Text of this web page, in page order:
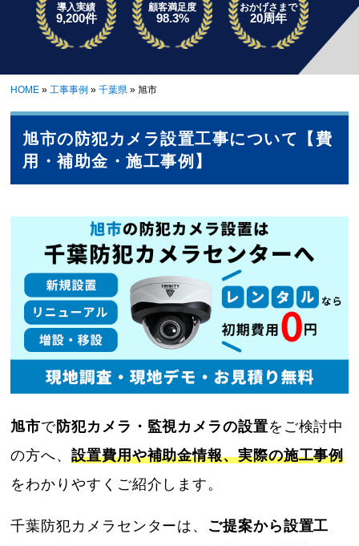
導入実績
9,200件
顧客満足度
98.3%
おかげさまで
20周年
HOME »工事事例 »千葉県 »旭市
旭市の防犯カメラ設置工事について【費
用・補助金・施工事例】
旭市で防犯カメラ・監視カメラの設置をご検討中
の方へ、設置費用や補助金情報、実際の施工事例
をわかりやすくご紹介します。
千葉防犯カメラセンターは、 ご提案から設置工